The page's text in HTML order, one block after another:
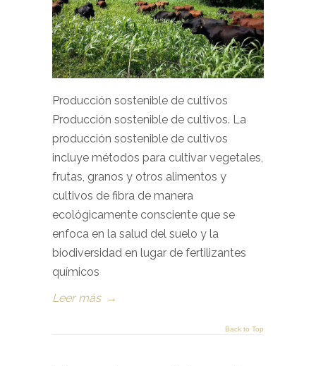
Producción sostenible de cultivos
Producción sostenible de cultivos. La
producción sostenible de cultivos
incluye métodos para cultivar vegetales,
frutas, granos y otros alimentos y
cultivos de fibra de manera
ecológicamente consciente que se
enfoca en la salud del suelo y la
biodiversidad en lugar de fertilizantes
químicos
Leer más →
Back to Top